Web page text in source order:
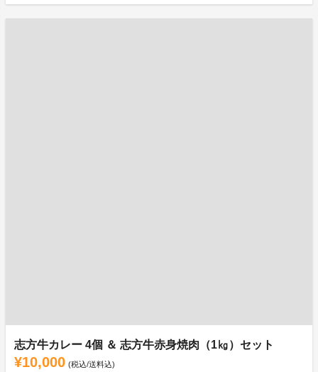
志方牛カレー 4個 ＆ 志方牛赤身焼肉（1㎏）セット
¥10,000 (税込/送料込)